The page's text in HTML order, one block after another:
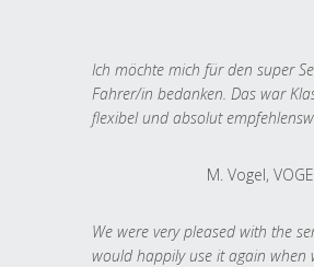
Ich möchte mich für den super
Fahrer/in bedanken. Das war
flexibel und absolut
M. Vogel,
We were very pleased with the
would happily use it again when